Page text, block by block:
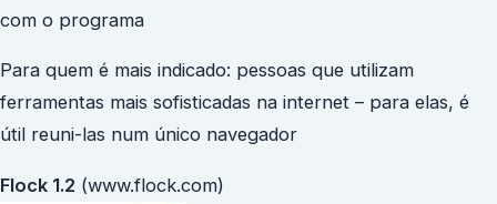
com o programa
Para quem é mais indicado: pessoas que utilizam
ferramentas mais sofisticadas na internet – para elas, é
útil reuni-las num único navegador
Flock 1.2 (www.flock.com)